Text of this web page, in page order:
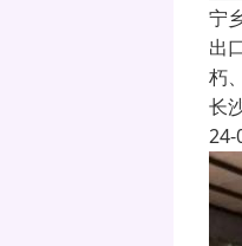
宁
出
朽
长
24-